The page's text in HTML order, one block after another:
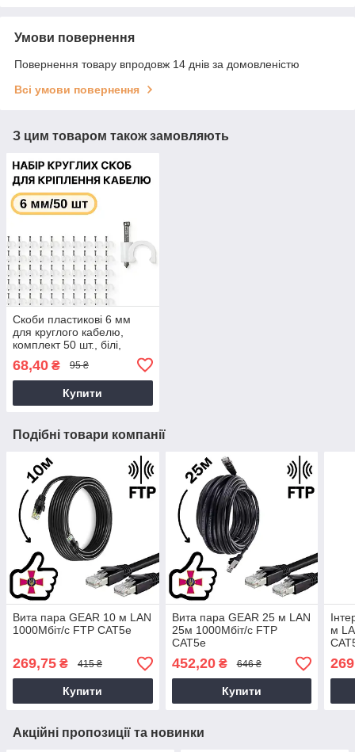
Умови повернення
Повернення товару впродовж 14 днів за домовленістю
Всі умови повернення
З цим товаром також замовляють
Скоби пластикові 6 мм
для круглого кабелю,
комплект 50 шт., білі,
68,40 ₴ 95 ₴
Купити
Подібні товари компанії
Вита пара GEAR 10 м LAN
1000Мбіт/с FTP CAT5e
269,75 ₴ 415 ₴
Купити
Вита пара GEAR 25 м LAN
25м 1000Мбіт/с FTP
CAT5e
452,20₴ 646 ₴
Купити
м
Акційні пропозиції та новинки